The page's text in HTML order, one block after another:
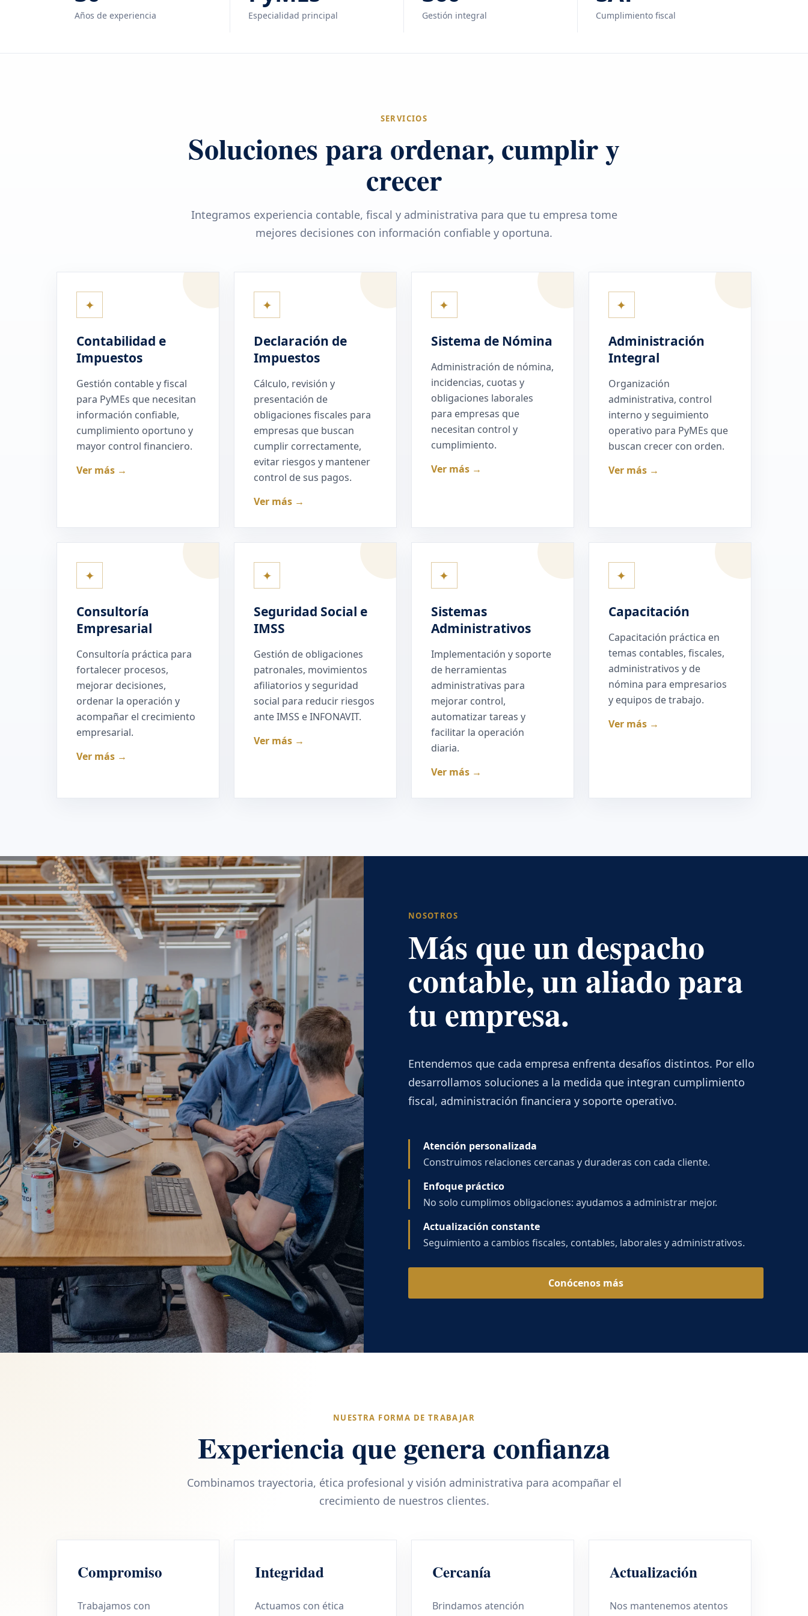
Años de experiencia Especialidad principal Gestión integral Cumplimiento fiscal
SERVICIOS
Soluciones para ordenar, cumplir y
crecer
Integramos experiencia contable, fiscal y administrativa para que tu empresa tome
mejores decisiones con información confiable y oportuna.
✦
Contabilidad e
Impuestos
Gestión contable y fiscal
para PyMEs que necesitan
información confiable,
cumplimiento oportuno y
mayor control financiero.
Ver más →
✦
Declaración de
Impuestos
Cálculo, revisión y
presentación de
obligaciones fiscales para
empresas que buscan
cumplir correctamente,
evitar riesgos y mantener
control de sus pagos.
Ver más →
✦
Sistema de Nómina
Administración de nómina,
incidencias, cuotas y
obligaciones laborales
para empresas que
necesitan control y
cumplimiento.
Ver más →
✦
Administración
Integral
Organización
administrativa, control
interno y seguimiento
operativo para PyMEs que
buscan crecer con orden.
Ver más →
✦
Consultoría
Empresarial
Consultoría práctica para
fortalecer procesos,
mejorar decisiones,
ordenar la operación y
acompañar el crecimiento
empresarial.
Ver más →
✦
Seguridad Social e
IMSS
Gestión de obligaciones
patronales, movimientos
afiliatorios y seguridad
social para reducir riesgos
ante IMSS e INFONAVIT.
Ver más →
✦
Sistemas
Administrativos
Implementación y soporte
de herramientas
administrativas para
mejorar control,
automatizar tareas y
facilitar la operación
diaria.
Ver más →
✦
Capacitación
Capacitación práctica en
temas contables, fiscales,
administrativos y de
nómina para empresarios
y equipos de trabajo.
Ver más →
NOSOTROS
Más que un despacho
contable, un aliado para
tu empresa.
Entendemos que cada empresa enfrenta desafíos distintos. Por ello
desarrollamos soluciones a la medida que integran cumplimiento
fiscal, administración financiera y soporte operativo.
Atención personalizada
Construimos relaciones cercanas y duraderas con cada cliente.
Enfoque práctico
No solo cumplimos obligaciones: ayudamos a administrar mejor.
Actualización constante
Seguimiento a cambios fiscales, contables, laborales y administrativos.
Conócenos más
NUESTRA FORMA DE TRABAJAR
Experiencia que genera confianza
Combinamos trayectoria, ética profesional y visión administrativa para acompañar el
crecimiento de nuestros clientes.
Compromiso
Trabajamos con
Integridad
Actuamos con ética
Cercanía
Brindamos atención
Actualización
Nos mantenemos atentos